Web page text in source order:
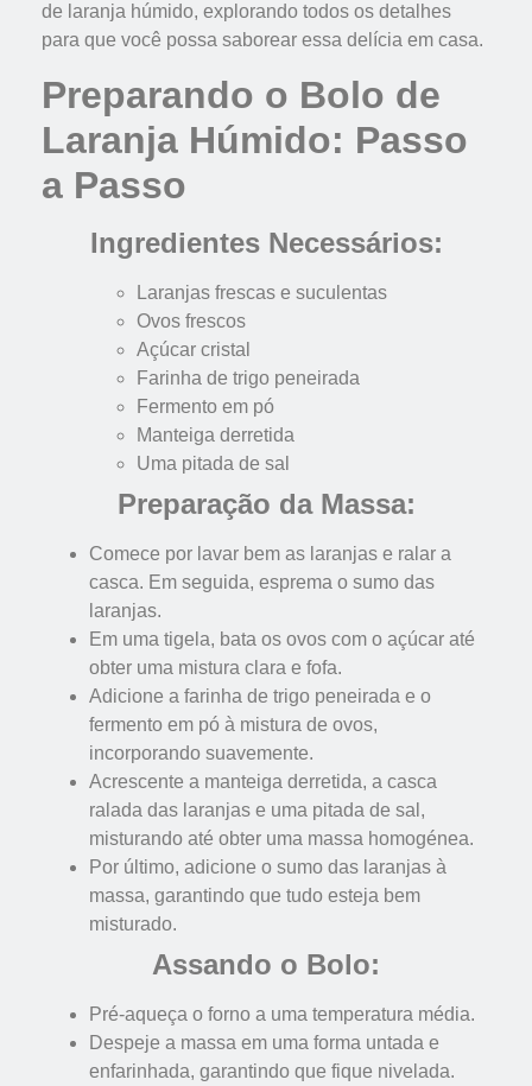
de laranja húmido, explorando todos os detalhes
para que você possa saborear essa delícia em casa.
Preparando o Bolo de
Laranja Húmido: Passo
a Passo
Ingredientes Necessários:
Laranjas frescas e suculentas
Ovos frescos
Açúcar cristal
Farinha de trigo peneirada
Fermento em pó
Manteiga derretida
Uma pitada de sal
Preparação da Massa:
Comece por lavar bem as laranjas e ralar a
casca. Em seguida, esprema o sumo das
laranjas.
Em uma tigela, bata os ovos com o açúcar até
obter uma mistura clara e fofa.
Adicione a farinha de trigo peneirada e o
fermento em pó à mistura de ovos,
incorporando suavemente.
Acrescente a manteiga derretida, a casca
ralada das laranjas e uma pitada de sal,
misturando até obter uma massa homogénea.
Por último, adicione o sumo das laranjas à
massa, garantindo que tudo esteja bem
misturado.
Assando o Bolo:
Pré-aqueça o forno a uma temperatura média.
Despeje a massa em uma forma untada e
enfarinhada, garantindo que fique nivelada.